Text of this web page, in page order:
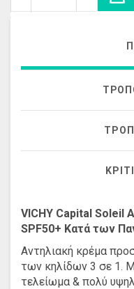
VICHY Capital Soleil
SPF50+ Κατά των
Αντηλιακή κρέμα
των κηλίδων 3 σε 1.
τελείωμα & πολύ